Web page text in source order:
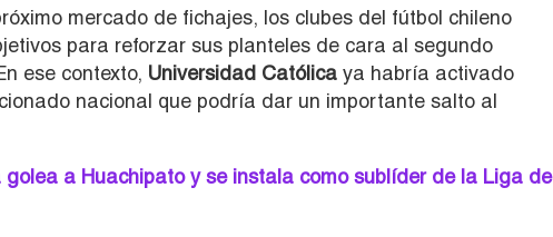
mercado de fichajes, los clubes del fútbol chileno
para reforzar sus planteles de cara al segundo
ese contexto, Universidad Católica ya habría activado
nacional que podría dar un importante salto al
golea a Huachipato y se instala como sublíder de la Liga de